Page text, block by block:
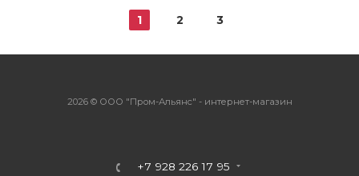
1 2 3
2026 © ООО "Пром-Альянс" - интернет-магазин
+7 928 226 17 95